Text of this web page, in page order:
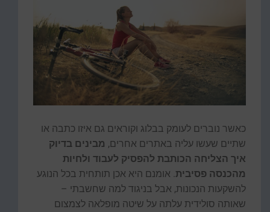
כאשר נוברים לעומק בבלוג וקוראים גם איזו כתבה או
שתיים שעשו עליה באתרים אחרים, מבינים בדיוק
איך הצליחה הכותבת להפסיק לעבוד ולחיות
מהכנסה פסיבית. אומנם היא אכן תותחית בכל הנוגע
להשקעות הנכונות, אבל בניגוד למה שחשבתי –
שאותה סולידית עלתה על שיטה מופלאה לצמצום